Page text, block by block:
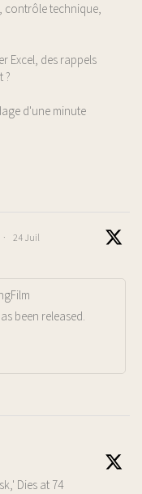
contrôle technique,
Excel, des rappels
?
d'une minute
· 24 Juil
been released.
Dies at 74